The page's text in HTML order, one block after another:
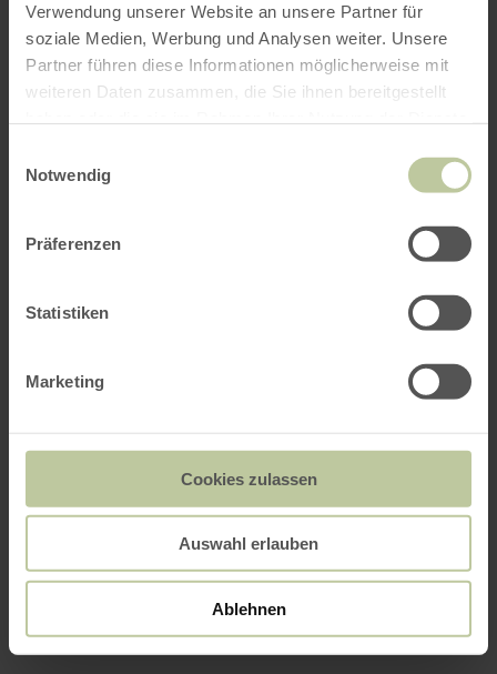
Verwendung unserer Website an unsere Partner für
soziale Medien, Werbung und Analysen weiter. Unsere
Partner führen diese Informationen möglicherweise mit
weiteren Daten zusammen, die Sie ihnen bereitgestellt
Notwendig
Präferenzen
Statistiken
Marketing
Cookies zulassen
Auswahl erlauben
Ablehnen